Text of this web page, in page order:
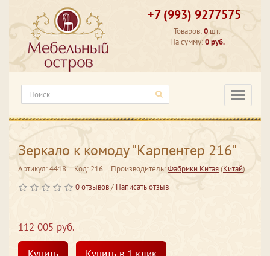
+7 (993) 9277575
Товаров:0 шт.
На сумму:0 руб.
Зеркало к комоду "Карпентер 216"
Артикул: 4418 Код: 216 Производитель:Фабрики Китая(Китай)
0 отзывов/ Написать отзыв
112 005 руб.